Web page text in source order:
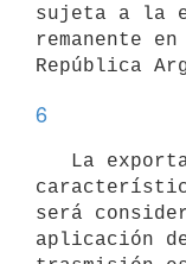
sujeta a la
remanente
6
será
aplicación